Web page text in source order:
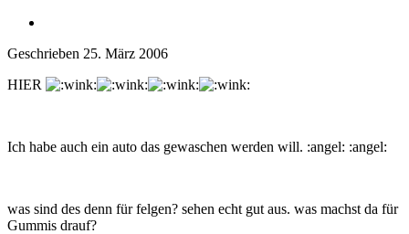
Geschrieben 25. März 2006
HIER
Ich habe auch ein auto das gewaschen werden will. :angel: :angel:
was sind des denn für felgen? sehen echt gut aus. was machst da für
Gummis drauf?